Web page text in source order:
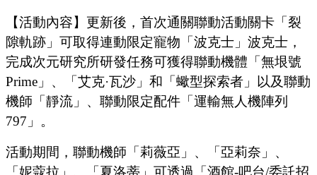
【活動內容】 更新後，首次通關聯動活動關卡 「裂
隙軌跡」 可取得連動限定寵物 「 波克士 」 波克士，
完成次元研究所研發任務可獲得聯動機體 「 無垠號
Prime 」 、 「 艾克·瓦沙 」 和 「 蠍型探索者 」
以及聯動
機師 「 靜流 」 、聯動限定配件 「 運輸無人機陣列
797 」 。
活動期間，聯動機師 「 莉薇亞 」 、 「 亞莉奈 」、
「 妮蔻拉 」、「夏洛蒂」 可透過「酒館-吧台/委託招